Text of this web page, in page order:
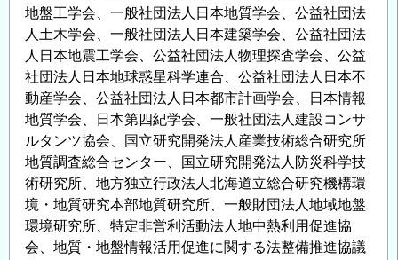
地盤工学会、一般社団法人日本地質学会、公益社団法
人土木学会、一般社団法人日本建築学会、公益社団法
人日本地震工学会、公益社団法人物理探査学会、公益
社団法人日本地球惑星科学連合、公益社団法人日本不
動産学会、公益社団法人日本都市計画学会、日本情報
地質学会、日本第四紀学会、一般社団法人建設コンサ
ルタンツ協会、国立研究開発法人産業技術総合研究所
地質調査総合センター、国立研究開発法人防災科学技
術研究所、地方独立行政法人北海道立総合研究機構環
境・地質研究本部地質研究所、一般財団法人地域地盤
環境研究所、特定非営利活動法人地中熱利用促進協
会、地質・地盤情報活用促進に関する法整備推進協議